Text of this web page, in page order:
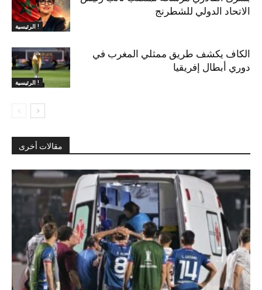
الرئيسية !
الاتحاد الدولي للشطرنج
الرئيسية !
الكاف يكشف طريق ممثلي المغرب في
دوري أبطال إفريقيا
مقالات أخرى